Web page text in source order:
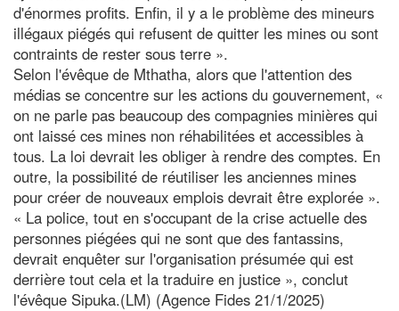
d'énormes profits. Enfin, il y a le problème des mineurs
illégaux piégés qui refusent de quitter les mines ou sont
contraints de rester sous terre ».
Selon l'évêque de Mthatha, alors que l'attention des
médias se concentre sur les actions du gouvernement, «
on ne parle pas beaucoup des compagnies minières qui
ont laissé ces mines non réhabilitées et accessibles à
tous. La loi devrait les obliger à rendre des comptes. En
outre, la possibilité de réutiliser les anciennes mines
pour créer de nouveaux emplois devrait être explorée ».
« La police, tout en s'occupant de la crise actuelle des
personnes piégées qui ne sont que des fantassins,
devrait enquêter sur l'organisation présumée qui est
derrière tout cela et la traduire en justice », conclut
l'évêque Sipuka.(LM) (Agence Fides 21/1/2025)